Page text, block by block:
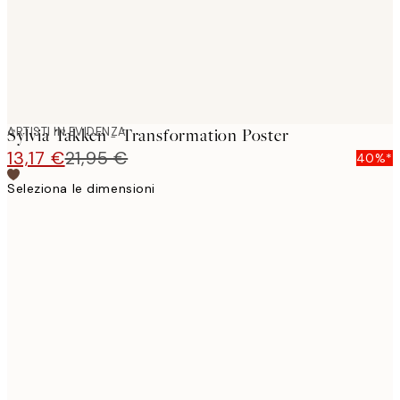
ARTISTI IN EVIDENZA
Sylvia Takken - Transformation Poster
13,17 €21,95 €
40%*
Seleziona le dimensioni